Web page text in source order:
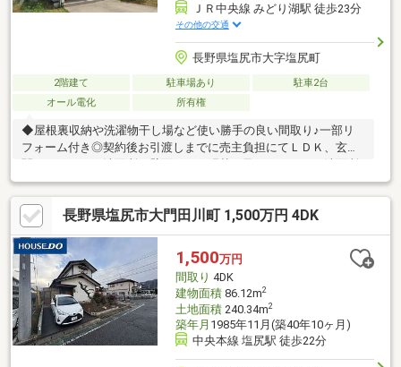
ＪＲ中央線 みどり湖駅 徒歩23分
その他の交通
長野県塩尻市大字塩尻町
2階建て 駐車場あり
駐車2台
オール電化
所有権
◆屋根裏収納や洗濯物干し場など使い勝手の良い間取り♪一部リ
フォーム付き◎契約後お引渡しまでに売主負担にてＬＤＫ、玄
関、トイレ、 洗面所の壁面クロス張替え及びトイレ、 洗面所
の床ＣＦ張替えとハウスクリーニングを実施します◎成約特典と
してエアコン１台プレゼント！ （８畳用標準クラス・工事費
込）◎売主負担でのインスペクション実施可能です〈主な設備〉
小屋裏収納１０．２帖オール電化トイレ２箇所２階物干し場駐車
スペース２台分■周辺環境セブンイレブン塩尻大小屋店（約５５
０ｍ）とをしや薬局塩尻中学前店（約５００ｍ）塩尻東小学校
（約８５０ｍ）塩尻中学校（約１３０ｍ）
長野県塩尻市大門田川町 1,500万円 4DK
1,500万円
間取り 4DK
建物面積86.12m2
土地面積240.34m2
築年月 1985年11月(築40年10ヶ月)
中央本線 塩尻駅 徒歩22分